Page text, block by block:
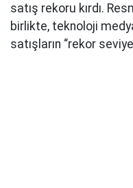
satış rekoru kırdı.
birlikte, teknoloji
satışların “rekor